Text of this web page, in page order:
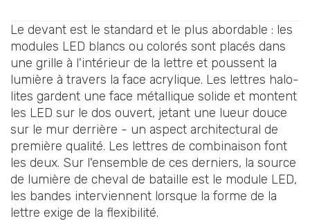
Le devant est le standard et le plus abordable : les
modules LED blancs ou colorés sont placés dans
une grille à l'intérieur de la lettre et poussent la
lumière à travers la face acrylique. Les lettres halo-
lites gardent une face métallique solide et montent
les LED sur le dos ouvert, jetant une lueur douce
sur le mur derrière - un aspect architectural de
première qualité. Les lettres de combinaison font
les deux. Sur l'ensemble de ces derniers, la source
de lumière de cheval de bataille est le module LED,
les bandes interviennent lorsque la forme de la
lettre exige de la flexibilité.